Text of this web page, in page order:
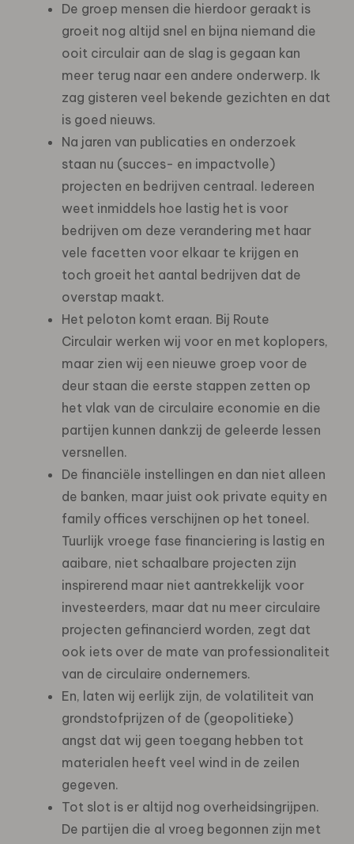
De groep mensen die hierdoor geraakt is
groeit nog altijd snel en bijna niemand die
ooit circulair aan de slag is gegaan kan
meer terug naar een andere onderwerp. Ik
zag gisteren veel bekende gezichten en dat
is goed nieuws.
Na jaren van publicaties en onderzoek
staan nu (succes- en impactvolle)
projecten en bedrijven centraal. Iedereen
weet inmiddels hoe lastig het is voor
bedrijven om deze verandering met haar
vele facetten voor elkaar te krijgen en
toch groeit het aantal bedrijven dat de
overstap maakt.
Het peloton komt eraan. Bij Route
Circulair werken wij voor en met koplopers,
maar zien wij een nieuwe groep voor de
deur staan die eerste stappen zetten op
het vlak van de circulaire economie en die
partijen kunnen dankzij de geleerde lessen
versnellen.
De financiële instellingen en dan niet alleen
de banken, maar juist ook private equity en
family offices verschijnen op het toneel.
Tuurlijk vroege fase financiering is lastig en
aaibare, niet schaalbare projecten zijn
inspirerend maar niet aantrekkelijk voor
investeerders, maar dat nu meer circulaire
projecten gefinancierd worden, zegt dat
ook iets over de mate van professionaliteit
van de circulaire ondernemers.
En, laten wij eerlijk zijn, de volatiliteit van
grondstofprijzen of de (geopolitieke)
angst dat wij geen toegang hebben tot
materialen heeft veel wind in de zeilen
gegeven.
Tot slot is er altijd nog overheidsingrijpen.
De partijen die al vroeg begonnen zijn met